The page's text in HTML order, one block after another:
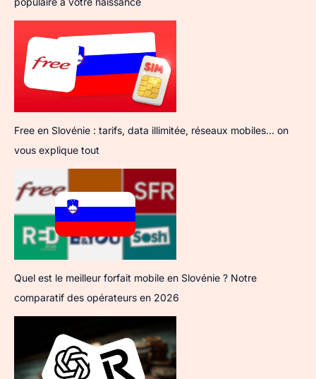
Free en Slovénie : tarifs, data illimitée, réseaux mobiles… on
vous explique tout
Quel est le meilleur forfait mobile en Slovénie ? Notre
comparatif des opérateurs en 2026